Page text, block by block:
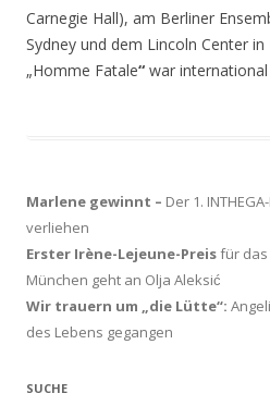
Carnegie Hall), am Berliner
Sydney und dem Lincoln Center
„Homme Fatale“ war
Marlene gewinnt – Der 1.
verliehen
Erster Irène-Lejeune-Preisfür das
München geht an Olja Aleksić
Wir trauern um „die Lütte“:
des Lebens gegangen
SUCHE